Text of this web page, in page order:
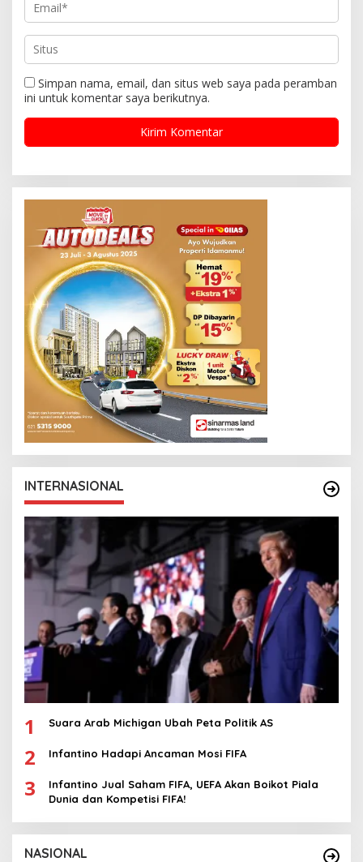
Simpan nama, email, dan situs web saya pada peramban
ini untuk komentar saya berikutnya.
INTERNASIONAL
1 Suara Arab Michigan Ubah Peta Politik AS
2 Infantino Hadapi Ancaman Mosi FIFA
3
Infantino Jual Saham FIFA, UEFA Akan Boikot Piala
Dunia dan Kompetisi FIFA!
NASIONAL